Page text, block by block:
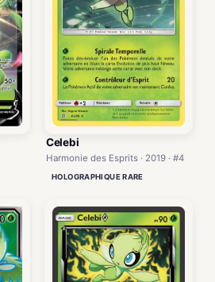
Celebi
Harmonie des Esprits · 2019 · #4
HOLOGRAPHIQUE RARE